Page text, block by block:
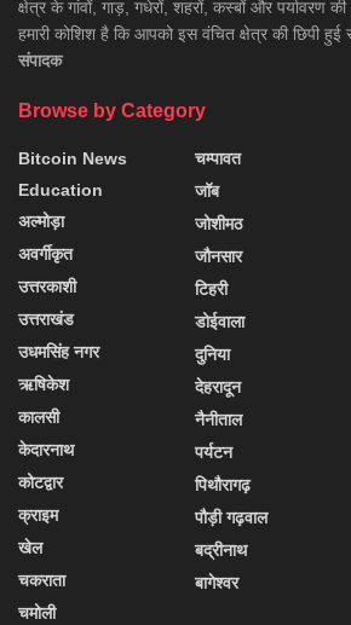
क्षेत्र के गांवों, गाड़, गधेरों, शहरों, कस्बों और पर्यावरण
हमारी कोशिश है कि आपको इस वंचित क्षेत्र की छिपी
संपादक
Browse by Category
Bitcoin News
Education
अल्मोड़ा
अवर्गीकृत
उत्तरकाशी
उत्तराखंड
उधमसिंह नगर
ऋषिकेश
कालसी
केदारनाथ
कोटद्वार
क्राइम
खेल
चकराता
चमोली
चम्पावत
जॉब
जोशीमठ
जौनसार
टिहरी
डोईवाला
दुनिया
देहरादून
नैनीताल
पर्यटन
पिथौरागढ़
पौड़ी गढ़वाल
बद्रीनाथ
बागेश्वर